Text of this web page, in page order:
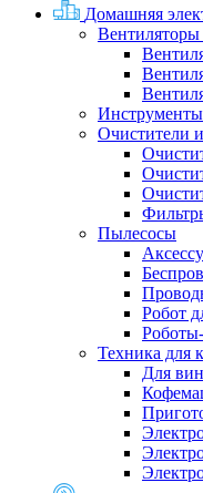
Домашняя
Вентиляторы
Инструменты
Очистители
Пылесосы
Робот
Техника для
Для